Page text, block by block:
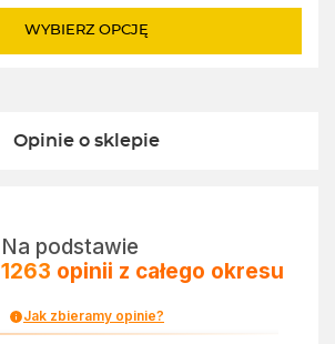
WYBIERZ OPCJĘ
Opinie o sklepie
Na podstawie
1263 opinii z całego okresu
Jak zbieramy opinie?